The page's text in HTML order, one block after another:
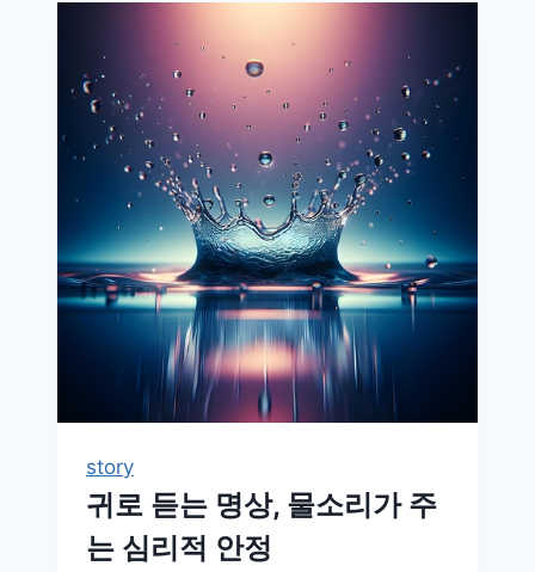
story
귀로 듣는 명상, 물소리가 주
는 심리적 안정